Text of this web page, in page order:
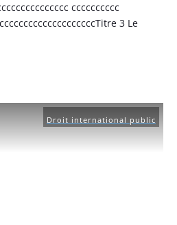
cccccccccc
3 Le
Droit international public